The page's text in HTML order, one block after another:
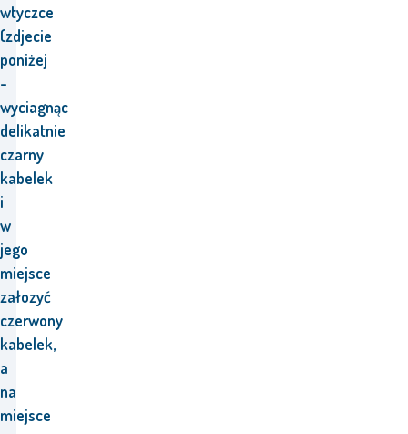
wtyczce
(zdjecie
poniżej
-
wyciagnąc
delikatnie
czarny
kabelek
i
w
jego
miejsce
załozyć
czerwony
kabelek,
a
na
miejsce